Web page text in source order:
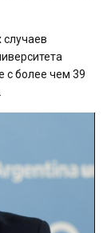
с более чем 39